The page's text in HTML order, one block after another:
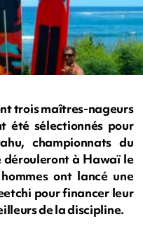
trois maîtres-nageurs
été sélectionnés pour
championnats du
dérouleront à Hawaï le
ont lancé une
pour financer leur
de la discipline.